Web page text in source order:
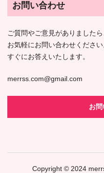
お問い合わせ
ご質問やご意見がありましたら
お気軽にお問い合わせください
すぐにお答えいたします。
merrss.com@gmail.com
お
Copyright © 2024